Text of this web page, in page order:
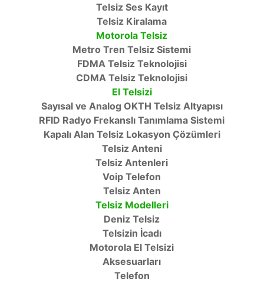
Telsiz Ses Kayıt
Telsiz Kiralama
Motorola Telsiz
Metro Tren Telsiz Sistemi
FDMA Telsiz Teknolojisi
CDMA Telsiz Teknolojisi
El Telsizi
Sayısal ve Analog OKTH Telsiz Altyapısı
RFID Radyo Frekanslı Tanımlama Sistemi
Kapalı Alan Telsiz Lokasyon Çözümleri
Telsiz Anteni
Telsiz Antenleri
Voip Telefon
Telsiz Anten
Telsiz Modelleri
Deniz Telsiz
Telsizin İcadı
Motorola El Telsizi
Aksesuarları
Telefon